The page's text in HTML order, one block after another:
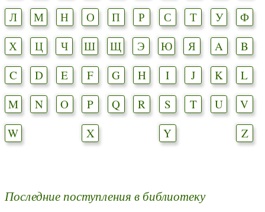
Л
М Н О П Р С Т У
Ф
Х
Ц Ч Ш Щ Э Ю Я A
B
C
D E F G H I J K
L
M
N O P Q R S T U
V
W
X Y Z
Последние поступления в библиотеку